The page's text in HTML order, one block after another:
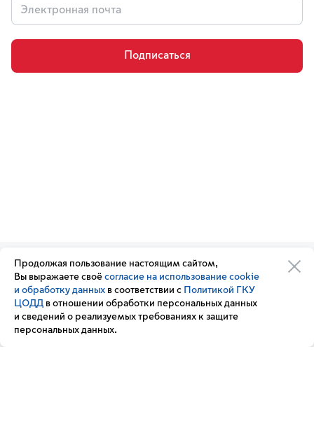
Подписаться
Организации транспортного
комплекса
Транспортный комплекс
России
Новости
Обратная связь
Подписка
на новости
Вакансии
Продолжая пользование настоящим сайтом,
Вы выражаете своё согласие на использование cookie
и обработку данных в соответствии с Политикой ГКУ
ЦОДД в отношении обработки персональных данных
и сведений о реализуемых требованиях к защите
персональных данных.